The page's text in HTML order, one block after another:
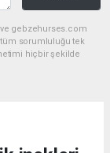
ve gebzehurses.com
tüm sorumluluğu tek
hiçbir şekilde